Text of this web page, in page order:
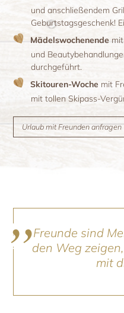
und anschließendem
Geburtstagsgeschenk!
Mädelswochenende
und
durchgeführt.
Skitouren-Woche mit
mit tollen Skipass-
Urlaub mit Freunden anfragen
Freunde sind
den Weg
mit